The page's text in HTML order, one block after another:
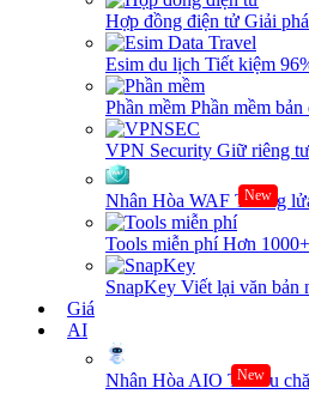
Hợp đồng điện tử Giải
Esim du lịch Tiết kiệm
Phần mềm Phần mềm bản
VPN Security Giữ riêng
Nhân Hòa WAF New
Tường
Tools miễn phíHơn
SnapKey Viết lại văn bản
Giá
AI
Nhân Hòa AIO New
Tối ưu